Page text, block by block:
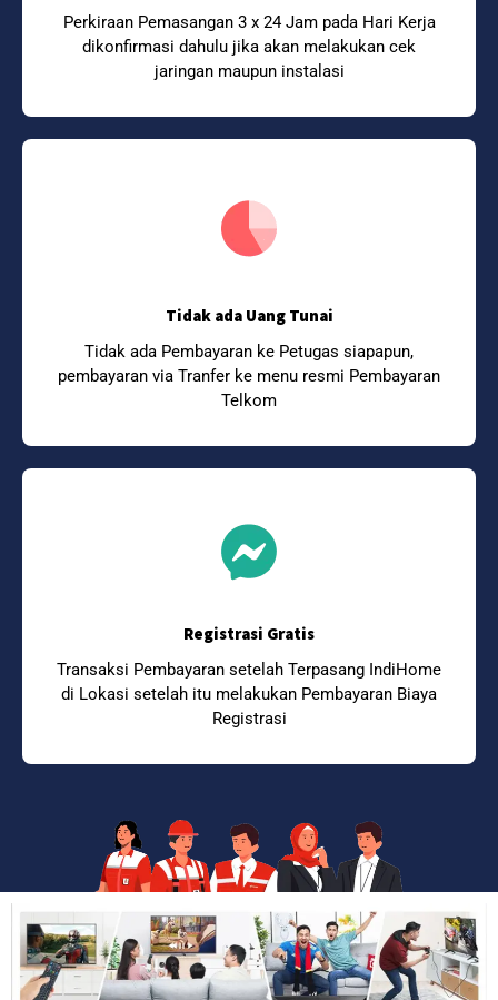
Perkiraan Pemasangan 3 x 24 Jam pada Hari Kerja
dikonfirmasi dahulu jika akan melakukan cek
jaringan maupun instalasi
Tidak ada Uang Tunai
Tidak ada Pembayaran ke Petugas siapapun,
pembayaran via Tranfer ke menu resmi Pembayaran
Telkom
Registrasi Gratis
Transaksi Pembayaran setelah Terpasang IndiHome
di Lokasi setelah itu melakukan Pembayaran Biaya
Registrasi